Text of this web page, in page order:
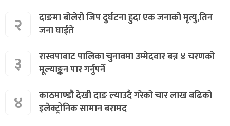
२
दाङमा बोलेरो जिप दुर्घटना हुदा एक जनाको मृत्यु,तिन
जना घाईते
३
रास्वपाबाट पालिका चुनावमा उम्मेदवार बन्न ४ चरणको
मूल्याङ्कन पार गर्नुपर्ने
४
काठमाण्डौ देखी दाङ ल्याउदै गरेको चार लाख बढिको
इलेक्ट्रोनिक सामान बरामद